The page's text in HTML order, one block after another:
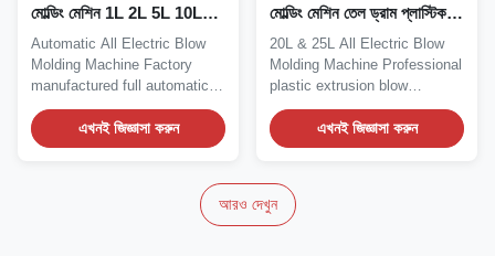
মোল্ডিং মেশিন 1L 2L 5L 10L
এক্সট্রুশন ব্লো মোল্ডিং সরঞ্জাম
Automatic All Electric Blow
Molding Machine Factory
manufactured full automatic
extrusion blow...
এখনই জিজ্ঞাসা করুন
মোল্ডিং মেশিন তেল ড্রাম প্লাস্টিক
এক্সট্রুশন ব্লো মোল্ডিং মেশিন
20L & 25L All Electric Blow
Molding Machine Professional
plastic extrusion blow
molding...
এখনই জিজ্ঞাসা করুন
আরও দেখুন